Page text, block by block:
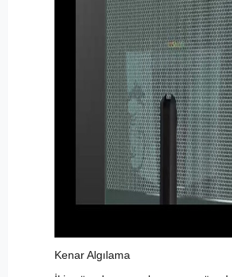
Kenar Algılama